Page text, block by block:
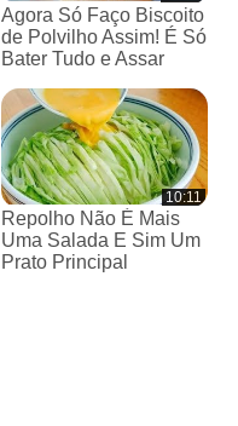
Agora Só Faço Biscoito
de Polvilho Assim! É Só
Bater Tudo e Assar
10:11
Repolho Não É Mais
Uma Salada E Sim Um
Prato Principal